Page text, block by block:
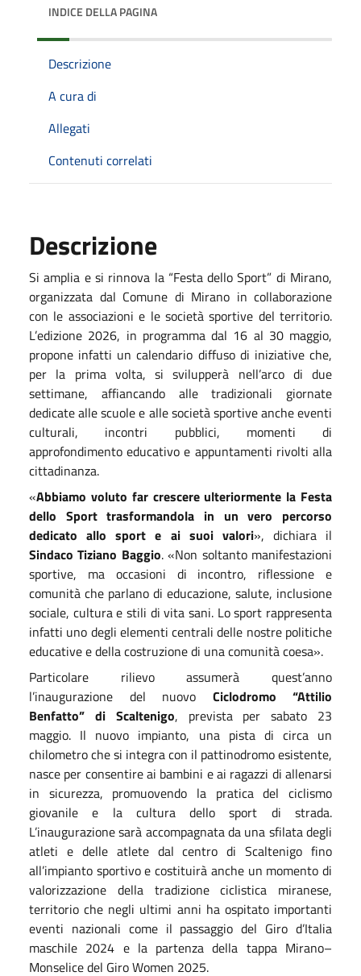
INDICE DELLA PAGINA
Descrizione
A cura di
Allegati
Contenuti correlati
Descrizione
Si amplia e si rinnova la “Festa dello Sport” di Mirano,
organizzata dal Comune di Mirano in collaborazione
con le associazioni e le società sportive del territorio.
L’edizione 2026, in programma dal 16 al 30 maggio,
propone infatti un calendario diffuso di iniziative che,
per la prima volta, si svilupperà nell’arco di due
settimane, affiancando alle tradizionali giornate
dedicate alle scuole e alle società sportive anche eventi
culturali, incontri pubblici, momenti di
approfondimento educativo e appuntamenti rivolti alla
cittadinanza.
«Abbiamo voluto far crescere ulteriormente la Festa
dello Sport trasformandola in un vero percorso
dedicato allo sport e ai suoi valori», dichiara il
Sindaco Tiziano Baggio. «Non soltanto manifestazioni
sportive, ma occasioni di incontro, riflessione e
comunità che parlano di educazione, salute, inclusione
sociale, cultura e stili di vita sani. Lo sport rappresenta
infatti uno degli elementi centrali delle nostre politiche
educative e della costruzione di una comunità coesa».
Particolare rilievo assumerà quest’anno
l’inaugurazione del nuovo Ciclodromo “Attilio
Benfatto” di Scaltenigo, prevista per sabato 23
maggio. Il nuovo impianto, una pista di circa un
chilometro che si integra con il pattinodromo esistente,
nasce per consentire ai bambini e ai ragazzi di allenarsi
in sicurezza, promuovendo la pratica del ciclismo
giovanile e la cultura dello sport di strada.
L’inaugurazione sarà accompagnata da una sfilata degli
atleti e delle atlete dal centro di Scaltenigo fino
all’impianto sportivo e costituirà anche un momento di
valorizzazione della tradizione ciclistica miranese,
territorio che negli ultimi anni ha ospitato importanti
eventi nazionali come il passaggio del Giro d’Italia
maschile 2024 e la partenza della tappa Mirano–
Monselice del Giro Women 2025.